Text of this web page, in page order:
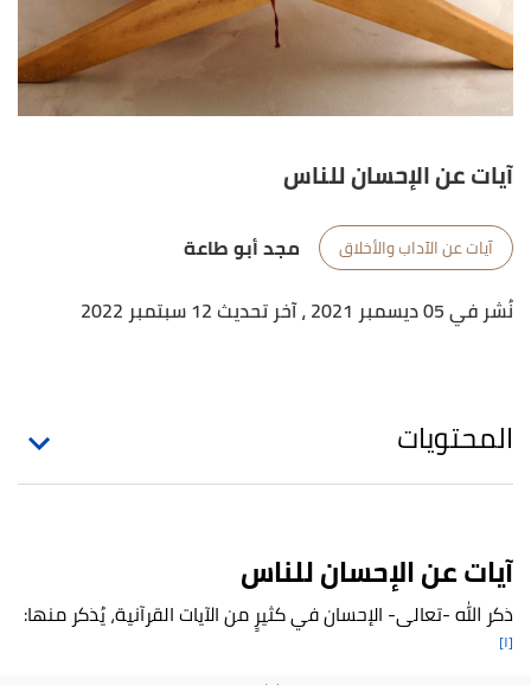
آيات عن الإحسان للناس
آيات عن الآداب والأخلاق
مجد أبو طاعة
نُشر في 05 ديسمبر 2021
، آخر تحديث 12 سبتمبر 2022
المحتويات
آيات عن الإحسان للناس
ذكر الله -تعالى- الإحسان في كثيرٍ من الآيات القرآنية، يُذكر منها:
[١]